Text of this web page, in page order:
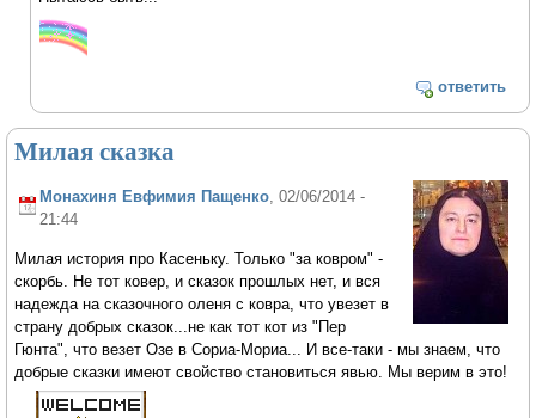
ответить
Милая сказка
Монахиня Евфимия Пащенко , 02/06/2014 -
21:44
Милая история про Касеньку. Только "за ковром" -
скорбь. Не тот ковер, и сказок прошлых нет, и вся
надежда на сказочного оленя с ковра, что увезет в
страну добрых сказок...не как тот кот из "Пер
Гюнта", что везет Озе в Сориа-Мориа... И все-таки - мы знаем, что
добрые сказки имеют свойство становиться явью. Мы верим в это!